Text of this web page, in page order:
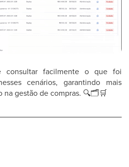
consultar facilmente o que foi
cenários, garantindo mais
na gestão de compras. 🔍🗂🛒